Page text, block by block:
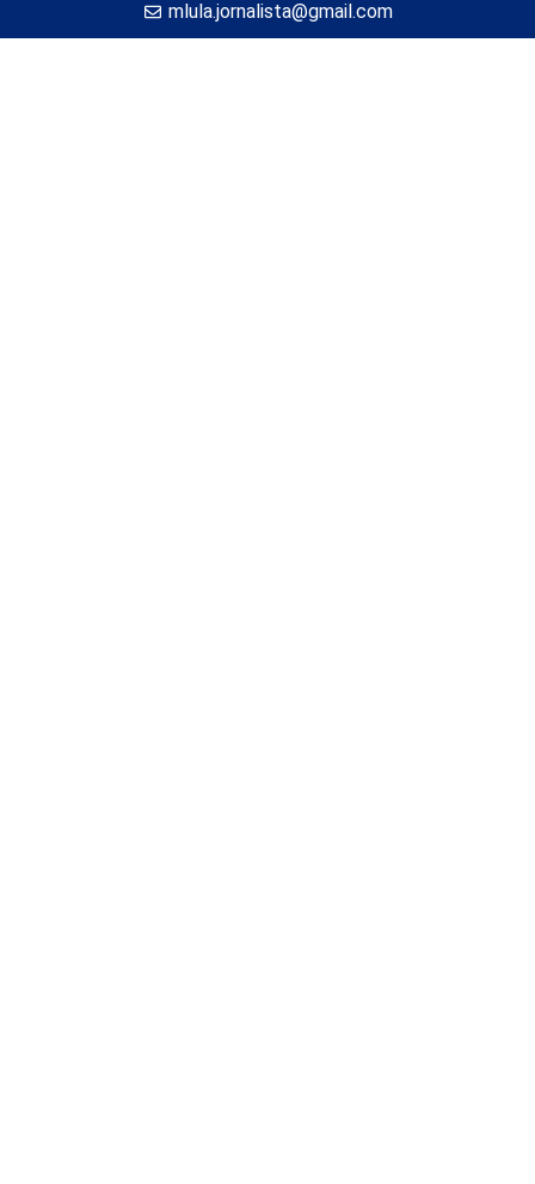
mlula.jornalista@gmail.com